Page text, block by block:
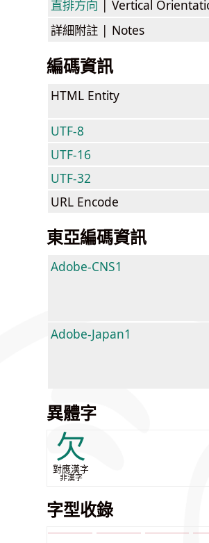
直排方向 | Vertical
詳細附註 | Notes
編碼資訊
HTML Entity
UTF-8
UTF-16
UTF-32
URL Encode
東亞編碼資訊
Adobe-CNS1
Adobe-Japan1
異體字
欠
對應漢字
非漢字
字型收錄